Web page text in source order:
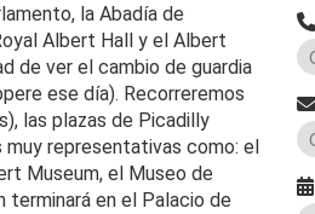
la Abadía de
Albert Hall y el Albert
de ver el cambio de guardia
ese día). Recorreremos
las plazas de Picadilly
muy representativas como: el
Museum, el Museo de
terminará en el Palacio de